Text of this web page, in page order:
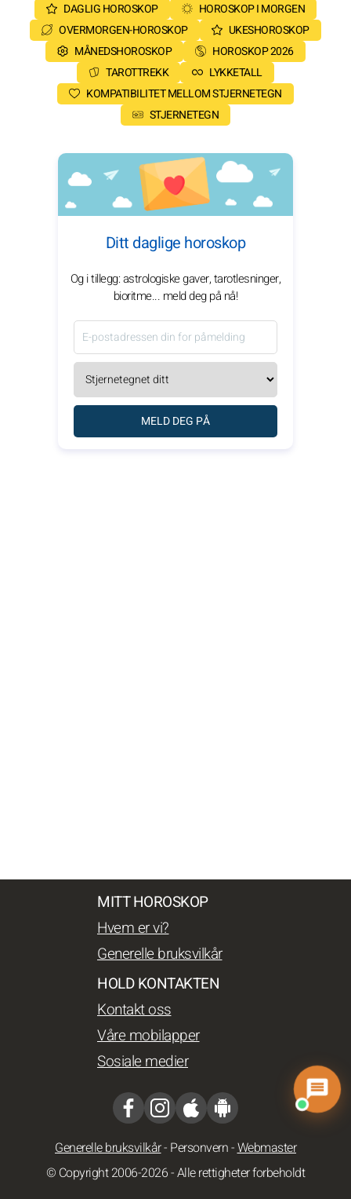
DAGLIG HOROSKOP
HOROSKOP I MORGEN
OVERMORGEN-HOROSKOP
UKESHOROSKOP
MÅNEDSHOROSKOP
HOROSKOP 2026
TAROTTREKK
LYKKETALL
KOMPATIBILITET MELLOM STJERNETEGN
STJERNETEGN
Ditt daglige horoskop
Og i tillegg: astrologiske gaver, tarotlesninger,
bioritme... meld deg på nå!
MELD DEG PÅ
MITT HOROSKOP
Hvem er vi?
Generelle bruksvilkår
HOLD KONTAKTEN
Kontakt oss
Våre mobilapper
Sosiale medier
Generelle bruksvilkår- Personvern-Webmaster
© Copyright 2006-2026 - Alle rettigheter forbeholdt